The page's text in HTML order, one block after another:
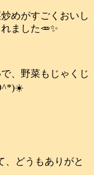
めがすごくおいし
ました🥕✨
、野菜もじゃくじ
、どうもありがと